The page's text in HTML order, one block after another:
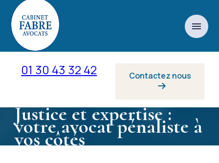
menu
01 30 43 32 42 Contactez nous
Justice et expertise :
votre avocat pénaliste à
vos côtés
Panneau de gestion des cookies